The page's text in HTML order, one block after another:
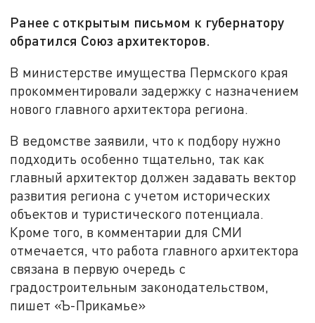
Ранее с открытым письмом к губернатору
обратился Союз архитекторов.
В министерстве имущества Пермского края
прокомментировали задержку с назначением
нового главного архитектора региона.
В ведомстве заявили, что к подбору нужно
подходить особенно тщательно, так как
главный архитектор должен задавать вектор
развития региона с учетом исторических
объектов и туристического потенциала.
Кроме того, в комментарии для СМИ
отмечается, что работа главного архитектора
связана в первую очередь с
градостроительным законодательством,
пишет «Ъ-Прикамье»